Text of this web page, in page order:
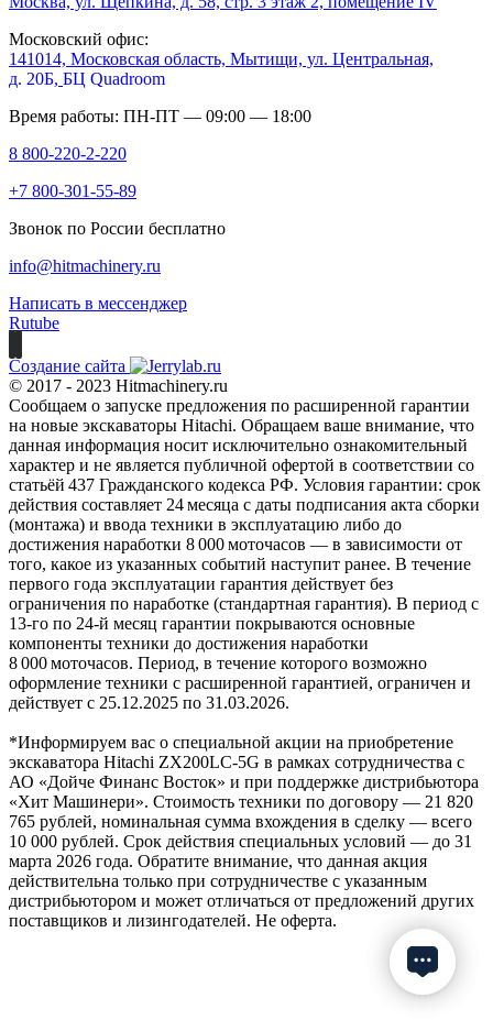
Московский офис:
141014, Московская область, Мытищи, ул. Центральная,
д. 20Б, БЦ Quadroom
Время работы: ПН-ПТ — 09:00 — 18:00
8 800-220-2-220
+7 800-301-55-89
Звонок по России бесплатно
info@hitmachinery.ru
Написать в мессенджер
Rutube
Создание сайта
© 2017 - 2023 Hitmachinery.ru
Сообщаем о запуске предложения по расширенной гарантии
на новые экскаваторы Hitachi. Обращаем ваше внимание, что
данная информация носит исключительно ознакомительный
характер и не является публичной офертой в соответствии со
статьёй 437 Гражданского кодекса РФ. Условия гарантии: срок
действия составляет 24 месяца с даты подписания акта сборки
(монтажа) и ввода техники в эксплуатацию либо до
достижения наработки 8 000 моточасов — в зависимости от
того, какое из указанных событий наступит ранее. В течение
первого года эксплуатации гарантия действует без
ограничения по наработке (стандартная гарантия). В период с
13‑го по 24‑й месяц гарантии покрываются основные
компоненты техники до достижения наработки
8 000 моточасов. Период, в течение которого возможно
оформление техники с расширенной гарантией, ограничен и
действует с 25.12.2025 по 31.03.2026.
*Информируем вас о специальной акции на приобретение
экскаватора Hitachi ZX200LC-5G в рамках сотрудничества с
АО «Дойче Финанс Восток» и при поддержке дистрибьютора
«Хит Машинери». Стоимость техники по договору — 21 820
765 рублей, номинальная сумма вхождения в сделку — всего
10 000 рублей. Срок действия специальных условий — до 31
марта 2026 года. Обратите внимание, что данная акция
действительна только при сотрудничестве с указанным
дистрибьютором и может отличаться от предложений других
поставщиков и лизингодателей. Не оферта.